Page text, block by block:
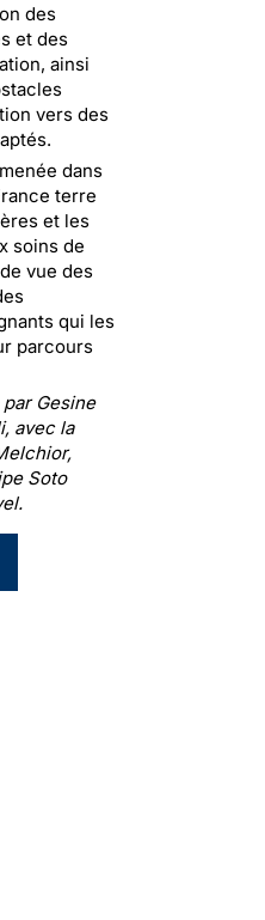
des
et des
ainsi
vers des
dans
terre
et les
soins de
vue des
qui les
parcours
Gesine
avec la
Soto